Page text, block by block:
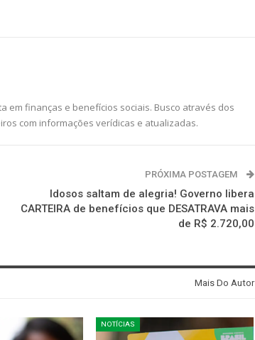
em finanças e benefícios sociais. Busco através dos
com informações verídicas e atualizadas.
PRÓXIMA POSTAGEM
Idosos saltam de alegria! Governo libera
CARTEIRA de benefícios que DESATRAVA mais
de R$ 2.720,00
Mais Do Autor
NOTÍCIAS